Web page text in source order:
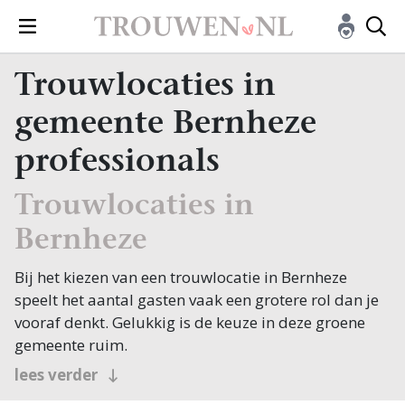
Trouwlocaties in
gemeente Bernheze
professionals
Trouwlocaties in
Bernheze
Bij het kiezen van een trouwlocatie in Bernheze
speelt het aantal gasten vaak een grotere rol dan je
vooraf denkt. Gelukkig is de keuze in deze groene
gemeente ruim.
Kasteel Heeswijk met zijn grachten en ophaalbrug is
lees verder